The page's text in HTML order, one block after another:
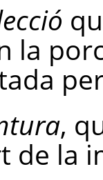
la
,
de la